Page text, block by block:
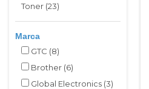
Toner (23)
Marca
GTC (8)
Brother (6)
Global Electronics (3)